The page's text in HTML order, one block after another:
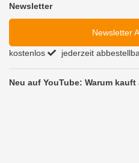
Newsletter
Newsletter
kostenlos jederzeit
Neu auf YouTube: Warum